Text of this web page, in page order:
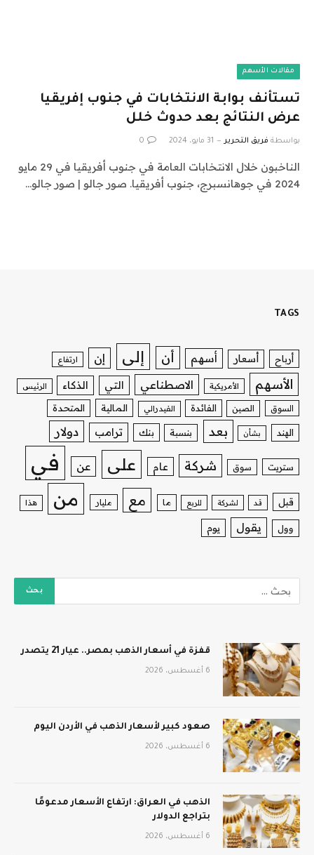
مقالات الأسهم
تستأنف بوابة الانتخابات في جنوب إفريقيا
عرض النتائج بعد حدوث خلل
بواسطة فريق التحرير 31 مايو، 2024 0
الناخبون خلال الانتخابات العامة في جنوب أفريقيا في 29 مايو
2024 في جوهانسبرج، جنوب أفريقيا. صور جالو | صور جالو…
TAGS
أرباح أسعار أسهم أن إلى إن ارتفاع
الأسهم الأمريكية الاصطناعي التي الذكاء الرئيس
السوق الصين الفائدة الفيدرالي المالية المتحدة
الهند بشأن بعد بنسبة بنك ترامب دولار
ستريت سوق شركة عام على عن في
قبل قد لشركة للربع ما مع مليار من هذا
وول يقول يوم
قفزة في أسعار الذهب بمصر.. عيار 21 يتصدر
6 أغسطس، 2026
صعود كبير لأسعار الذهب في الأردن اليوم
6 أغسطس، 2026
الذهب في العراق: ارتفاع الأسعار مدعومًا
بتراجع الدولار
6 أغسطس، 2026